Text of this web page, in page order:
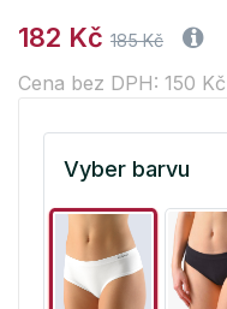
182 Kč 185 Kč
Cena bez DPH: 150 Kč
Vyber barvu